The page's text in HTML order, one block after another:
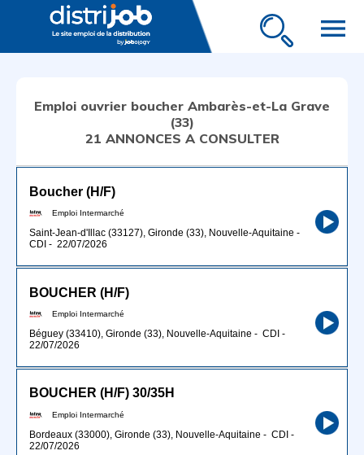
menu
Emploi ouvrier boucher Ambarès-et-La Grave
(33)
21 ANNONCES A CONSULTER
Boucher (H/F)
Emploi Intermarché
Saint-Jean-d'Illac (33127), Gironde (33), Nouvelle-Aquitaine -
CDI - 22/07/2026
BOUCHER (H/F)
Emploi Intermarché
Béguey (33410), Gironde (33), Nouvelle-Aquitaine - CDI -
22/07/2026
BOUCHER (H/F) 30/35H
Emploi Intermarché
Bordeaux (33000), Gironde (33), Nouvelle-Aquitaine - CDI -
22/07/2026